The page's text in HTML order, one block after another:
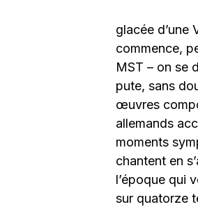
glacée d’une
commence,
MST – on se
pute, sans
œuvres
allemands
moments
chantent en
l’époque qui
sur quatorze